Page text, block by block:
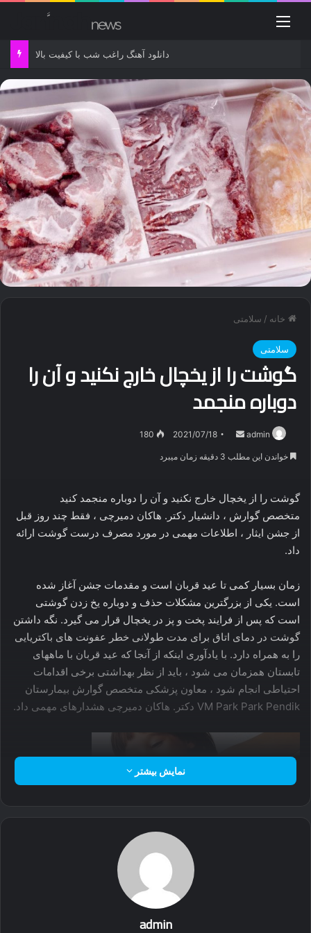
منو
دانلود آهنگ راغب شب با کیفیت بالا
خانه / سلامتی
سلامتی
گوشت را از یخچال خارج نکنید و آن را
دوباره منجمد
admin
ارسال2021/07/18
خواندن این مطلب 3 دقیقه زمان میبرد
گوشت را از یخچال خارج نکنید و آن را دوباره منجمد کنید
متخصص گوارش ، دانشیار دکتر. هاکان دمیرچی ، فقط چند روز قبل
از جشن ایثار ، اطلاعات مهمی در مورد مصرف درست گوشت ارائه
داد.
زمان بسیار کمی تا عید قربان است و مقدمات جشن آغاز شده
است. یکی از بزرگترین مشکلات حذف و دوباره یخ زدن گوشتی
است که پس از فرایند پخت و پز در یخچال قرار می گیرد. نگه داشتن
گوشت در دمای اتاق برای مدت طولانی خطر عفونت های باکتریایی
را به همراه دارد. با یادآوری اینکه از آنجا که عید قربان با ماههای
تابستان همزمان می شود ، باید از نظر بهداشتی برخی اقدامات
احتیاطی انجام شود ، معاون پزشکی متخصص گوارش بیمارستان
VM Park Park Pendik دکتر. هاکان دمیرچی هشدارهای مهمی داد.
“بسیاری از بیماری ها می توانند در گوشت قرمز رشد کنند”
دانشیار دکتر. هاکان دمیرچی گفت ، “به ویژه در افرادی که بیماری
های قلبی عروقی ، عروقی ، دیابت ، معده و دستگاه گوارش و
کلسترول بد دارند ، مصرف گوشت باید محدود شود. با توجه به اینکه
چای ، قهوه ، آجیل ، شیرینی و نوشیدنی های گازدار به میزان
نمایش بیشتر
admin